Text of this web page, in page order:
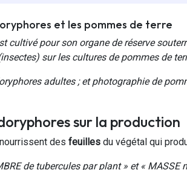
et les pommes de terre
cultivé pour son organe de réserve
sur les cultures de pommes de
adultes ; et photographie de
sur la production
des feuilles du végétal qui
de tubercules par plant » et «